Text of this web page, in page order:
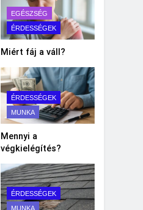
EGÉSZSÉG
ÉRDESSÉGEK
Miért fáj a váll?
ÉRDESSÉGEK
MUNKA
Mennyi a
végkielégítés?
ÉRDESSÉGEK
MUNKA